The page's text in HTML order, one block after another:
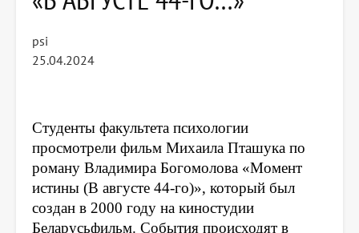
psi
25.04.2024
Студенты факультета психологии
просмотрели фильм Михаила Пташука по
роману Владимира Богомолова «Момент
истины (В августе 44-го)», который был
создан в 2000 году на киностудии
Беларусьфильм. События происходят в